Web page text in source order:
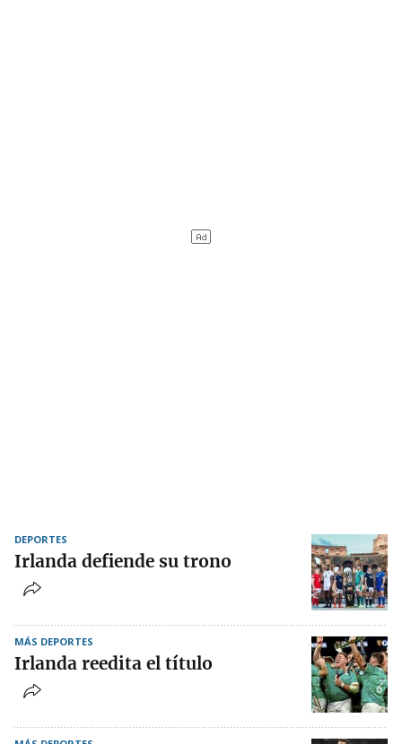
DEPORTES
Irlanda defiende su trono
MÁS DEPORTES
Irlanda reedita el título